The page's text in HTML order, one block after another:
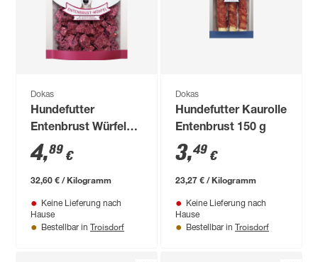
Dokas
Hundefutter
Entenbrust Würfel
Kichererbsen 150 g
4,89 €
32,60 € / Kilogramm
Keine Lieferung nach
Hause
Bestellbar in Troisdorf
Dokas
Hundefutter Kaurolle
Entenbrust 150 g
3,49 €
23,27 € / Kilogramm
Keine Lieferung nach
Hause
Bestellbar in Troisdorf